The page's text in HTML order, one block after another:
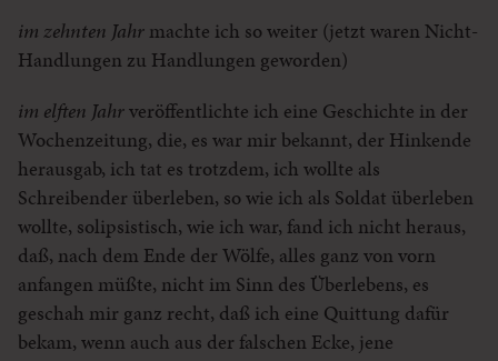
im zehnten Jahr machte ich so weiter (jetzt waren Nicht-
Handlungen zu Handlungen geworden)
im elften Jahrveröffentlichte ich eine Geschichte in der
Wochenzeitung, die, es war mir bekannt, der Hinkende
herausgab, ich tat es trotzdem, ich wollte als
Schreibender überleben, so wie ich als Soldat überleben
wollte, solipsistisch, wie ich war, fand ich nicht heraus,
daß, nach dem Ende der Wölfe, alles ganz von vorn
anfangen müßte, nicht im Sinn des Überlebens, es
geschah mir ganz recht, daß ich eine Quittung dafür
bekam, wenn auch aus der falschen Ecke, jene